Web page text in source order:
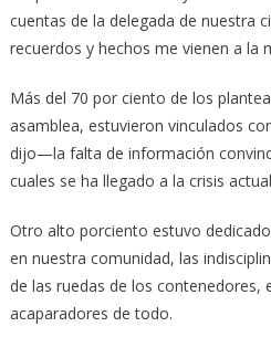
cuentas de la delegada de nuestra
recuerdos y hechos me vienen a la
Más del 70 por ciento de los
asamblea, estuvieron vinculados
dijo—la falta de información
cuales se ha llegado a la crisis
Otro alto porciento estuvo
en nuestra comunidad, las
de las ruedas de los contenedores,
acaparadores de todo.